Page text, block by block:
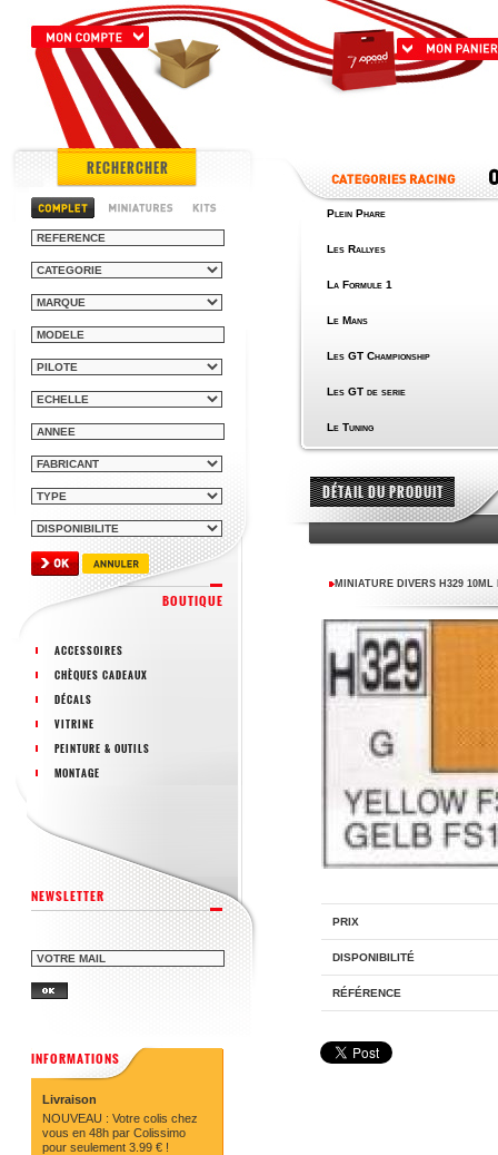
RECHERCHER
BOUTIQUE
ACCESSOIRES
CHÈQUES CADEAUX
DÉCALS
VITRINE
PEINTURE & OUTILS
MONTAGE
NEWSLETTER
INFORMATIONS
Livraison
NOUVEAU : Votre colis chez
vous en 48h par Colissimo
pour seulement 3.99 € !
Plein Phare
Les Rallyes
La Formule 1
Le Mans
Les GT Championship
Les GT de serie
Le Tuning
DÉTAIL DU PRODUIT
MINIATURE DIVERS H329
PRIX
DISPONIBILITÉ
RÉFÉRENCE